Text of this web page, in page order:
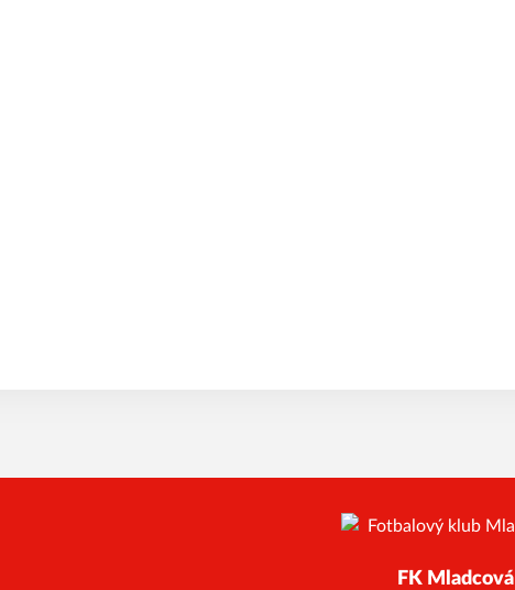
FK Mladcová